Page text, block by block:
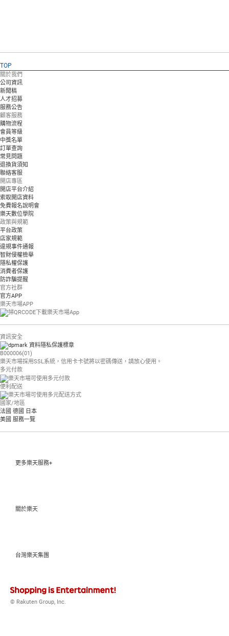
TOP
關於我們
公司資訊
新聞稿
人才招募
服務公告
顧客服務
購物流程
會員等級
中獎名單
訂單查詢
常見問題
退換貨須知
聯絡客服
開店專區
開店平台介紹
索取開店資料
免費報名說明會
樂天數位學院
政策與規範
平台政策
店家規範
違規事件通報
智財侵權檢舉
隱私權保護
消費者保護
防詐騙提醒
官方社群
官方APP
樂天市場APP
資訊安全
B000006(01)
樂天市場採用SSL系統，信用卡卡號將以密碼傳送，請放心使用。
多元付款
便利配送
國家/地區
法國 德國 日本
美國 服務一覽
更多樂天服務+
關於樂天
台灣樂天集團
© Rakuten Group, Inc.